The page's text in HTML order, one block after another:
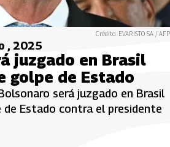
Crédito: EVARISTO SA / AFP
, 2025
juzgado en Brasil
golpe de Estado
será juzgado en Brasil
Estado contra el presidente